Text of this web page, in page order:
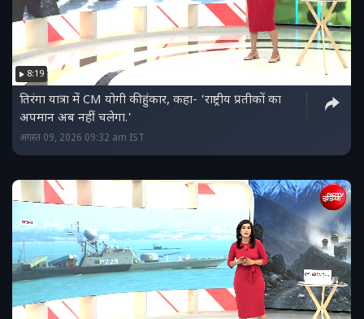
8:19
तिरंगा यात्रा में CM योगी की हुंकार, कहा- 'राष्ट्रीय प्रतीकों का
अपमान अब नहीं चलेगा.'
अगस्त 09, 2026 09:32 am IST